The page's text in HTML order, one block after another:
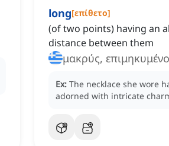
long[επίθετο]
(of two points) having an
distance between them
μακρύς,
Ex: The necklace she wore
adorned with intricate